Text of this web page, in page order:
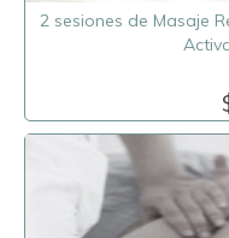
2 sesiones de Masaje